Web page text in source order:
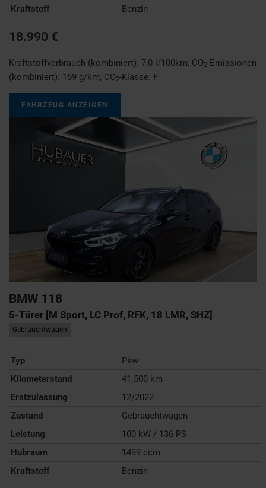
Kraftstoff
Benzin
18.990 €
Kraftstoffverbrauch (kombiniert): 7,0 l/100km; CO2-Emissionen
(kombiniert): 159 g/km; CO2-Klasse: F
FAHRZEUG ANZEIGEN
BMW 118
5-Türer [M Sport, LC Prof, RFK, 18 LMR, SHZ]
Gebrauchtwagen
Typ
Pkw
Kilometerstand
41.500 km
Erstzulassung
12/2022
Zustand
Gebrauchtwagen
Leistung
100 kW / 136 PS
Hubraum
1499 ccm
Kraftstoff
Benzin